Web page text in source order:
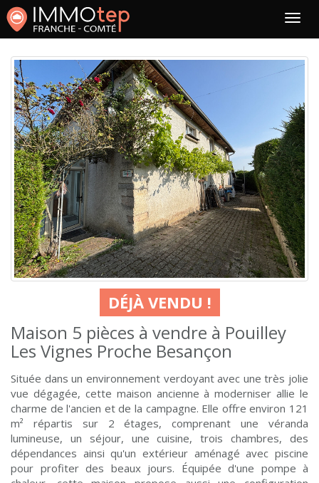
DÉJÀ VENDU !
Maison 5 pièces à vendre à Pouilley
Les Vignes Proche Besançon
Située dans un environnement verdoyant avec une très jolie
vue dégagée, cette maison ancienne à moderniser allie le
charme de l'ancien et de la campagne. Elle offre environ 121
m² répartis sur 2 étages, comprenant une véranda
lumineuse, un séjour, une cuisine, trois chambres, des
dépendances ainsi qu'un extérieur aménagé avec piscine
pour profiter des beaux jours. Équipée d'une pompe à